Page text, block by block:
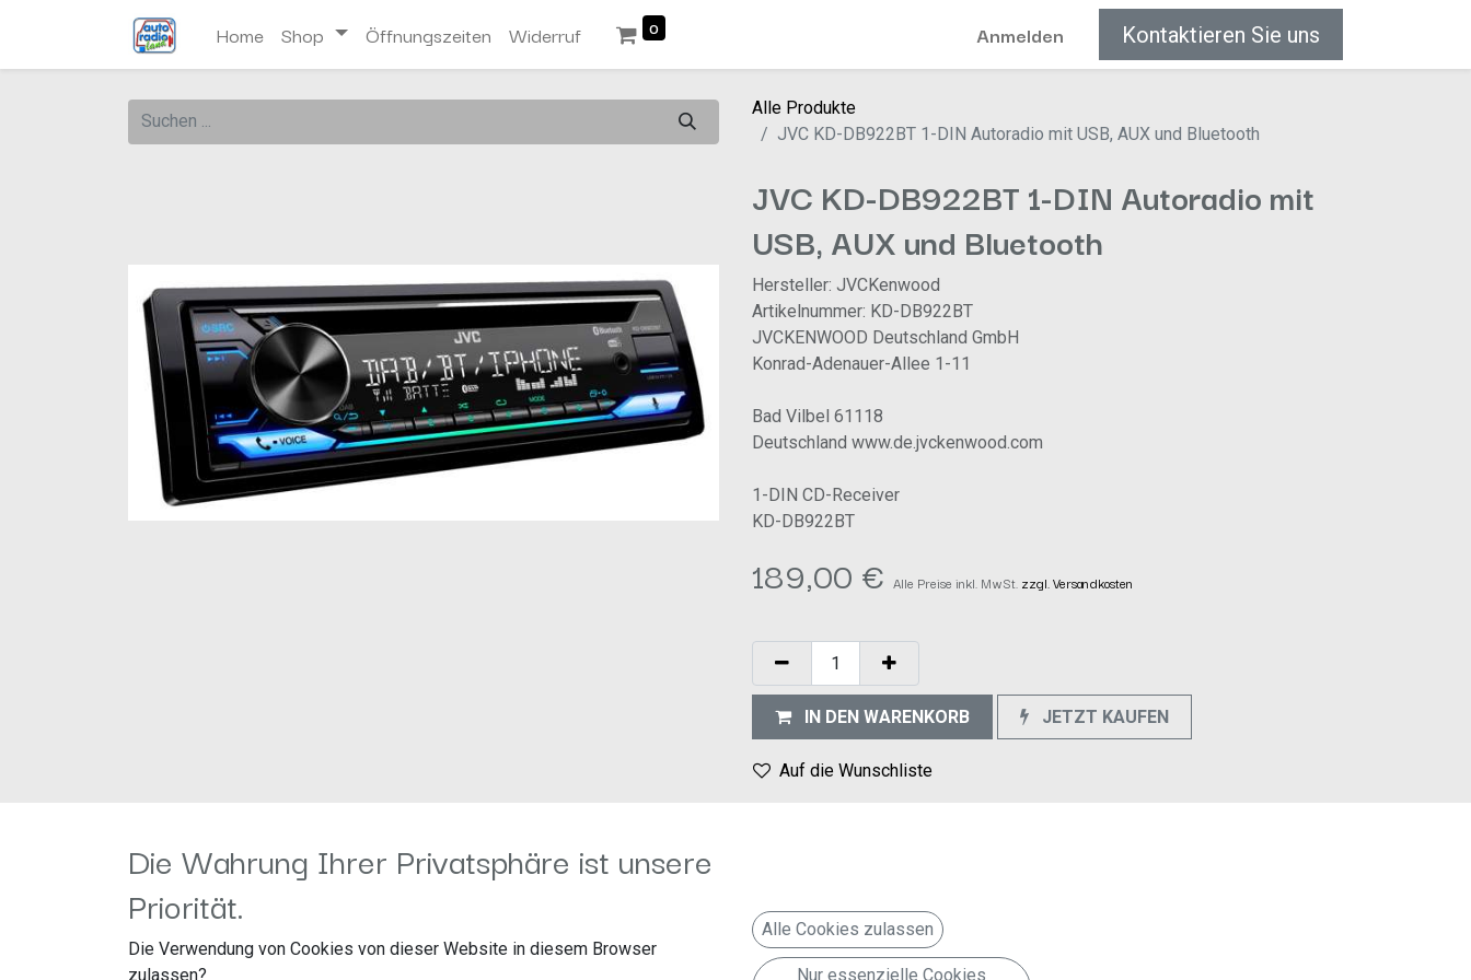
Home Shop Öffnungszeiten Widerruf 0 Anmelden Kontaktieren Sie uns
Alle Produkte
JVC KD-DB922BT 1-DIN Autoradio mit USB, AUX und Bluetooth
JVC KD-DB922BT 1-DIN Autoradio mit
USB, AUX und Bluetooth
Hersteller: JVCKenwood
Artikelnummer: KD-DB922BT
JVCKENWOOD Deutschland GmbH
Konrad-Adenauer-Allee 1-11
Bad Vilbel 61118
Deutschland www.de.jvckenwood.com
1-DIN CD-Receiver
KD-DB922BT
189,00 € Alle Preise inkl. MwSt. zzgl. Versandkosten
IN DEN WARENKORB JETZT KAUFEN
Auf die Wunschliste
Die Wahrung Ihrer Privatsphäre ist unsere
Priorität.
Die Verwendung von Cookies von dieser Website in diesem Browser
zulassen?
Alle Cookies zulassen
Nur essenzielle Cookies